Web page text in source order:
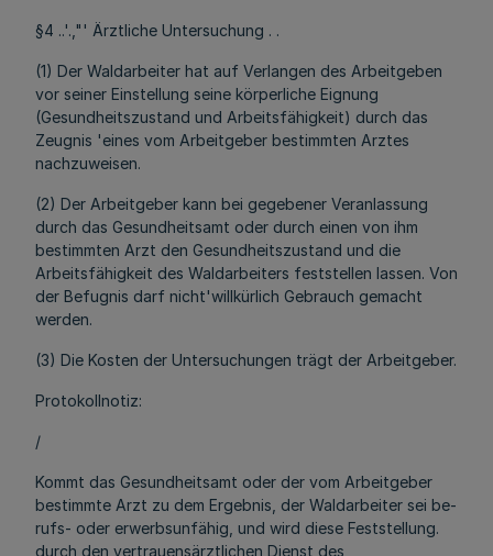
§4 ..'.,"' Ärztliche Untersuchung . .
(1) Der Waldarbeiter hat auf Verlangen des Arbeitgeben
vor seiner Einstellung seine körperliche Eignung
(Gesundheitszustand und Arbeitsfähigkeit) durch das
Zeugnis 'eines vom Arbeitgeber bestimmten Arztes
nachzuweisen.
(2) Der Arbeitgeber kann bei gegebener Veranlassung
durch das Gesundheitsamt oder durch einen von ihm
bestimmten Arzt den Gesundheitszustand und die
Arbeitsfähigkeit des Waldarbeiters feststellen lassen. Von
der Befugnis darf nicht'willkürlich Gebrauch gemacht
werden.
(3) Die Kosten der Untersuchungen trägt der Arbeitgeber.
Protokollnotiz:
/
Kommt das Gesundheitsamt oder der vom Arbeitgeber
bestimmte Arzt zu dem Ergebnis, der Waldarbeiter sei be-
rufs- oder erwerbsunfähig, und wird diese Feststellung.
durch den vertrauensärztlichen Dienst des